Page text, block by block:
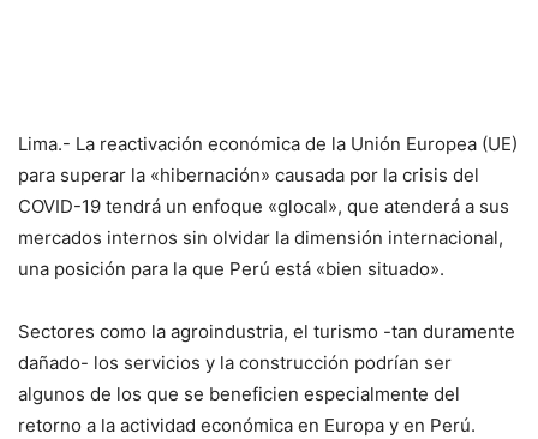
Lima.- La reactivación económica de la Unión Europea (UE)
para superar la «hibernación» causada por la crisis del
COVID-19 tendrá un enfoque «glocal», que atenderá a sus
mercados internos sin olvidar la dimensión internacional,
una posición para la que Perú está «bien situado».
Sectores como la agroindustria, el turismo -tan duramente
dañado- los servicios y la construcción podrían ser
algunos de los que se beneficien especialmente del
retorno a la actividad económica en Europa y en Perú.